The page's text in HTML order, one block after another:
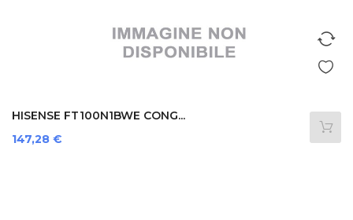
HISENSE FT100N1BWE CONG...
Prezzo
147,28 €